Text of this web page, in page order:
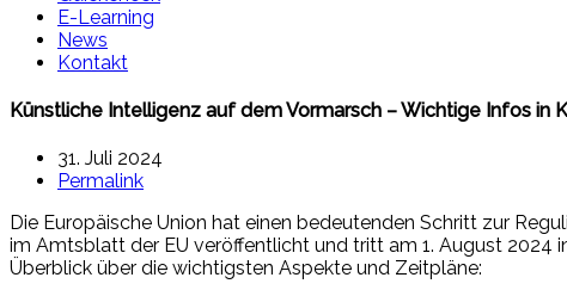
E-Learning
News
Kontakt
Künstliche Intelligenz auf dem Vormarsch – Wichtige Infos in
31. Juli 2024
Permalink
Die Europäische Union hat einen bedeutenden Schritt zur
im Amtsblatt der EU veröffentlicht und tritt am 1. August 2024
Überblick über die wichtigsten Aspekte und Zeitpläne: